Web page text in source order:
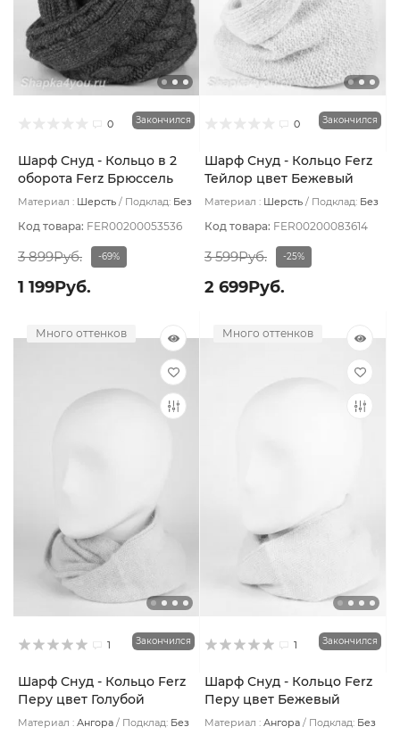
0 Закончился
Шарф Снуд - Кольцо в 2
оборота Ferz Брюссель
цвет Серый темный
Материал : Шерсть Подклад: Без
Код товара: FER00200053536
3 899Руб. -69%
1 199Руб.
0 Закончился
Шарф Снуд - Кольцо Ferz
Тейлор цвет Бежевый
светлый
Материал : Шерсть Подклад: Без
Код товара: FER00200083614
3 599Руб. -25%
2 699Руб.
Много оттенков
1 Закончился
Шарф Снуд - Кольцо Ferz
Перу цвет Голубой
Материал : Ангора Подклад: Без
Много оттенков
1 Закончился
Шарф Снуд - Кольцо Ferz
Перу цвет Бежевый
светлый
Материал : Ангора Подклад: Без